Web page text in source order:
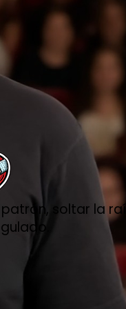
soltar la raíz